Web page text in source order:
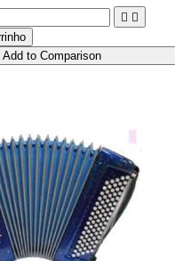
ou 2+4.
intermediários e avançados.
 
Add to Comparison